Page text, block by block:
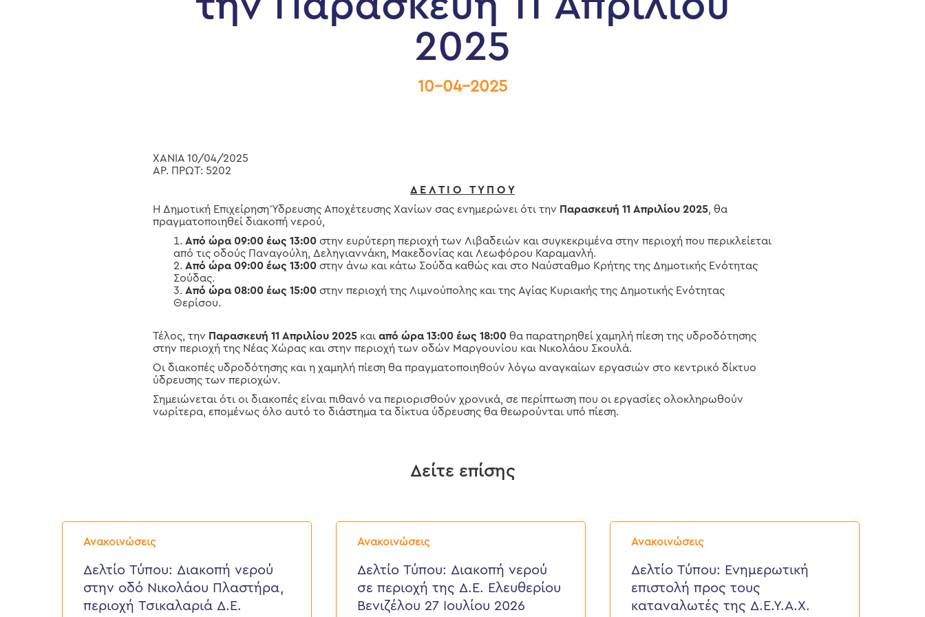
2025
10-04-2025
ΧΑΝΙΑ 10/04/2025
ΑΡ. ΠΡΩΤ: 5202
Δ Ε Λ Τ Ι Ο Τ Υ Π Ο Υ
Η Δημοτική Επιχείρηση Ύδρευσης Αποχέτευσης Χανίων σας ενημερώνει ότι την Παρασκευή 11 Απριλίου 2025, θα
πραγματοποιηθεί διακοπή νερού,
Από ώρα 09:00 έως 13:00 στην ευρύτερη περιοχή των Λιβαδειών και συγκεκριμένα στην περιοχή που περικλείεται
από τις οδούς Παναγούλη, Δεληγιαννάκη, Μακεδονίας και Λεωφόρου Καραμανλή.
Από ώρα 09:00 έως 13:00 στην άνω και κάτω Σούδα καθώς και στο Ναύσταθμο Κρήτης της Δημοτικής Ενότητας
Σούδας.
Από ώρα 08:00 έως 15:00 στην περιοχή της Λιμνούπολης και της Αγίας Κυριακής της Δημοτικής Ενότητας
Θερίσου.
Τέλος, την Παρασκευή 11 Απριλίου 2025 και από ώρα 13:00 έως 18:00 θα παρατηρηθεί χαμηλή πίεση της υδροδότησης
στην περιοχή της Νέας Χώρας και στην περιοχή των οδών Μαργουνίου και Νικολάου Σκουλά.
Οι διακοπές υδροδότησης και η χαμηλή πίεση θα πραγματοποιηθούν λόγω αναγκαίων εργασιών στο κεντρικό δίκτυο
ύδρευσης των περιοχών.
Σημειώνεται ότι οι διακοπές είναι πιθανό να περιορισθούν χρονικά, σε περίπτωση που οι εργασίες ολοκληρωθούν
νωρίτερα, επομένως όλο αυτό το διάστημα τα δίκτυα ύδρευσης θα θεωρούνται υπό πίεση.
Δείτε επίσης
Ανακοινώσεις
Δελτίο
Τύπου:
νερού
στην
Νικολάου
Πλαστήρα,
Δελτίο Τύπου: Διακοπή νερού
στην οδό Νικολάου Πλαστήρα,
περιοχή Τσικαλαριά Δ.Ε.
Ανακοινώσεις
Δελτίο
Τύπου:
νερού
περιοχή
Δελτίο Τύπου: Διακοπή νερού
σε περιοχή της Δ.Ε. Ελευθερίου
Βενιζέλου 27 Ιουλίου 2026
Ανακοινώσεις
Δελτίο
Τύπου:
επιστολή
προς
τους
καταναλωτές
Δελτίο Τύπου: Eνημερωτική
επιστολή προς τους
καταναλωτές της Δ.Ε.Υ.Α.Χ.